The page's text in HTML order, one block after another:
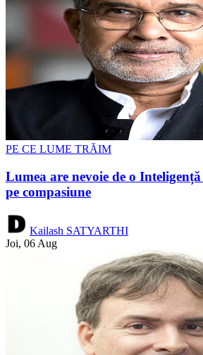
PE CE LUME TRĂIM
Lumea are nevoie de o
pe compasiune
Kailash SATYARTHI
Joi, 06 Aug